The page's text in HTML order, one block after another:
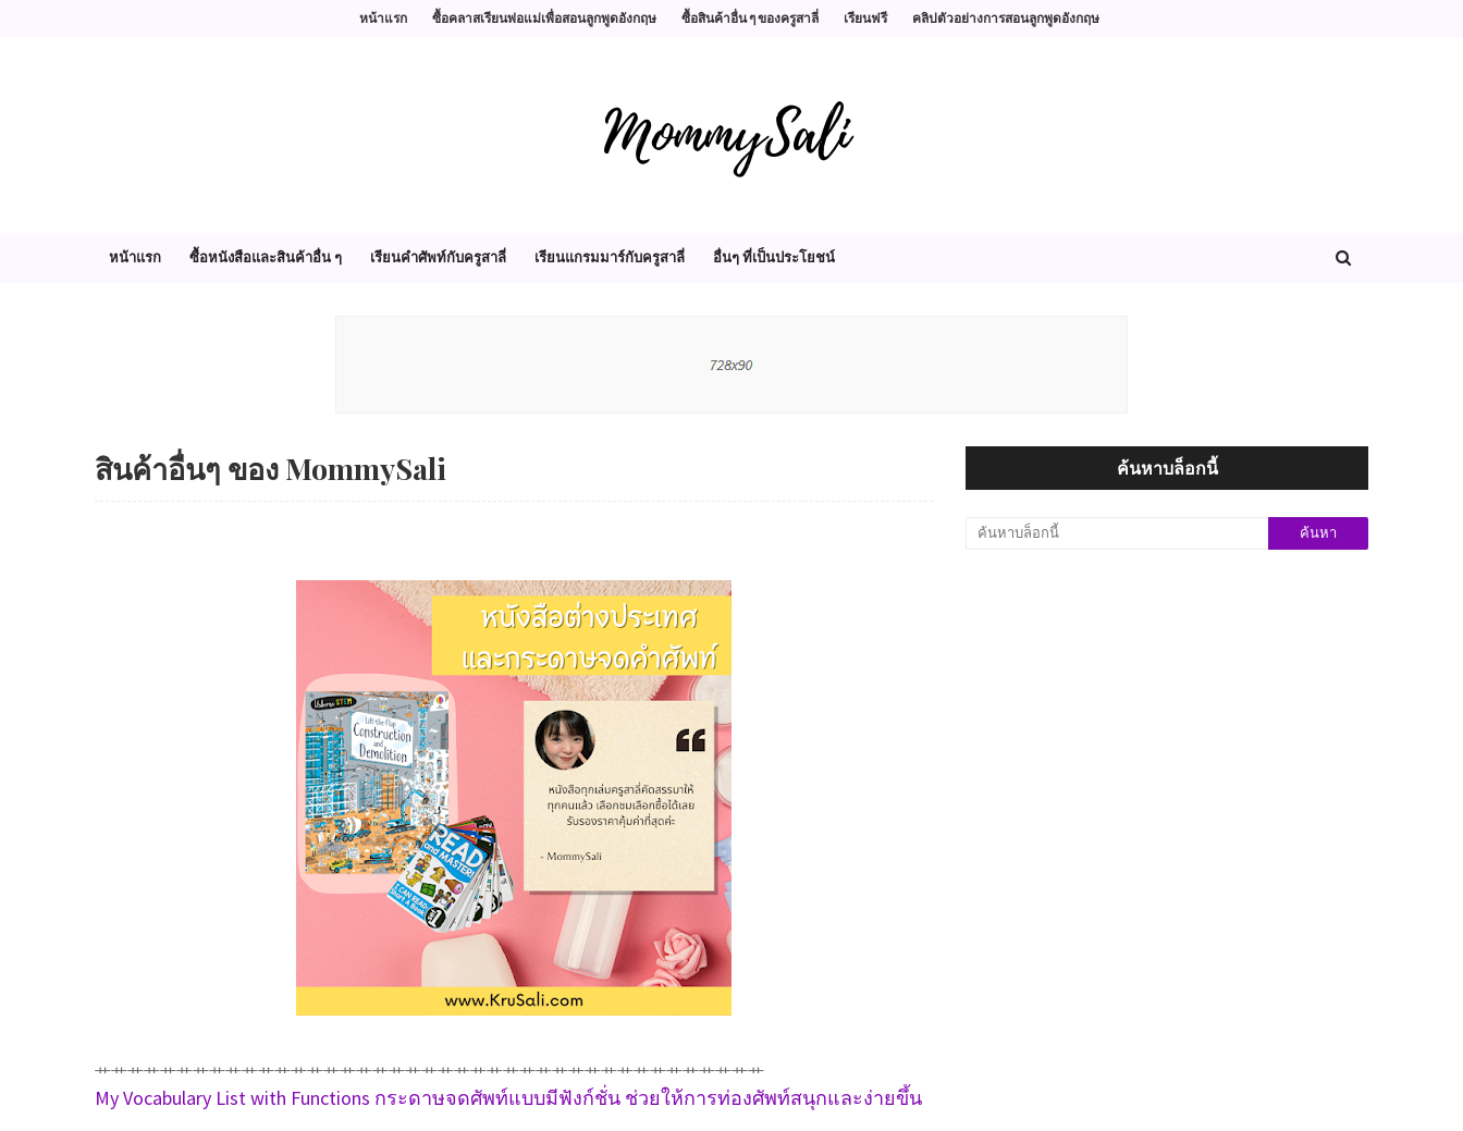
หน้าแรก ซื้อคลาสเรียนพ่อแม่เพื่อสอนลูกพูดอังกฤษ ซื้อสินค้าอื่น ๆ ของครูสาลี่ เรียนฟรี คลิปตัวอย่างการสอนลูกพูดอังกฤษ
หน้าแรก ซื้อหนังสือและสินค้าอื่น ๆ เรียนคำศัพท์กับครูสาลี่ เรียนแกรมมาร์กับครูสาลี่ อื่นๆ ที่เป็นประโยชน์
สินค้าอื่นๆ ของ MommySali
⺾⺾⺾⺾⺾⺾⺾⺾⺾⺾⺾⺾⺾⺾⺾⺾⺾⺾⺾⺾⺾⺾⺾⺾⺾⺾⺾⺾⺾⺾⺾⺾⺾⺾⺾⺾⺾⺾⺾⺾⺾
My Vocabulary List with Functions กระดาษจดศัพท์แบบมีฟังก์ชั่น ช่วยให้การท่องศัพท์สนุกและง่ายขึ้น
ค้นหาบล็อกนี้